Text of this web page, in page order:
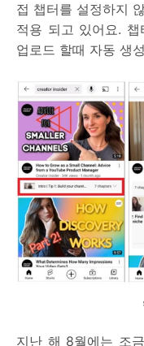
접 챕터를 설정하지
적용 되고 있어요.
업로드 할때 자동 생
지난 해 8월에는 조